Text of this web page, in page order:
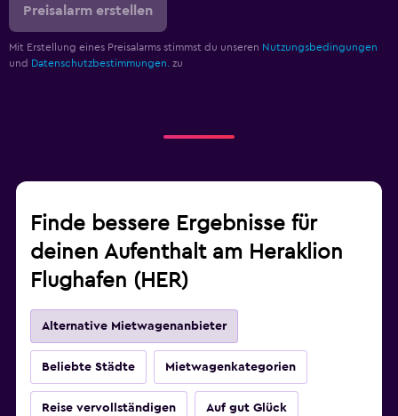
Preisalarm erstellen
Mit Erstellung eines Preisalarms stimmst du unseren Nutzungsbedingungen
und Datenschutzbestimmungen. zu
Finde bessere Ergebnisse für
deinen Aufenthalt am Heraklion
Flughafen (HER)
Alternative Mietwagenanbieter
Beliebte Städte Mietwagenkategorien
Reise vervollständigen Auf gut Glück